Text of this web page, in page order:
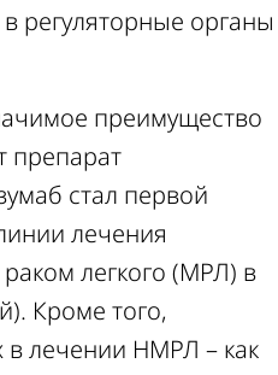
регуляторные органы
преимущество
препарат
стал первой
лечения
легкого (МРЛ) в
Кроме того,
в лечении НМРЛ – как